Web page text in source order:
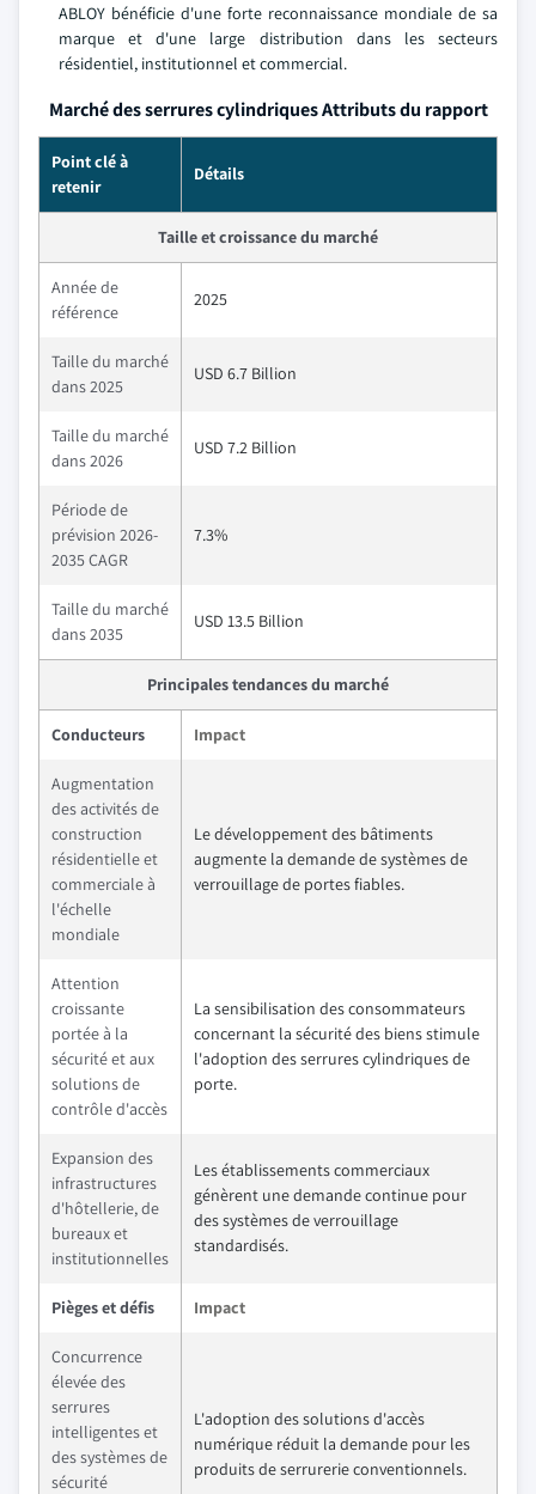
ABLOY bénéficie d'une forte reconnaissance mondiale de sa
marque et d'une large distribution dans les secteurs
résidentiel, institutionnel et commercial.
Marché des serrures cylindriques Attributs du rapport
Point clé à
retenir
Détails
Taille et croissance du marché
Année de
référence
2025
Taille du marché
dans 2025
USD 6.7 Billion
Taille du marché
dans 2026
USD 7.2 Billion
Période de
prévision 2026-
2035 CAGR
7.3%
Taille du marché
dans 2035
USD 13.5 Billion
Principales tendances du marché
Conducteurs Impact
Augmentation
des activités de
construction
résidentielle et
commerciale à
l'échelle
mondiale
Le développement des bâtiments
augmente la demande de systèmes de
verrouillage de portes fiables.
Attention
croissante
portée à la
sécurité et aux
solutions de
contrôle d'accès
La sensibilisation des consommateurs
concernant la sécurité des biens stimule
l'adoption des serrures cylindriques de
porte.
Expansion des
infrastructures
d'hôtellerie, de
bureaux et
institutionnelles
Les établissements commerciaux
génèrent une demande continue pour
des systèmes de verrouillage
standardisés.
Pièges et défis Impact
Concurrence
élevée des
serrures
intelligentes et
des systèmes de
sécurité
L'adoption des solutions d'accès
numérique réduit la demande pour les
produits de serrurerie conventionnels.